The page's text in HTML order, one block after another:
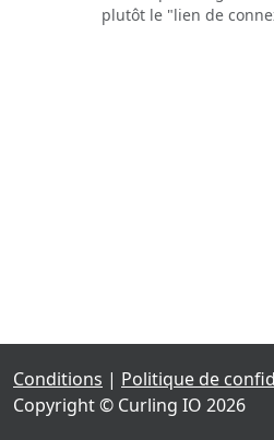
plutôt le "lien de
Conditions | Politique de
Copyright © Curling IO 2026